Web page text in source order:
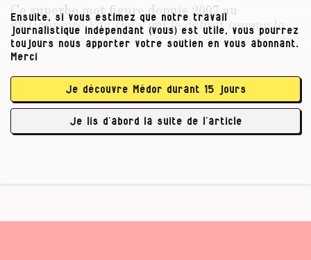
Ce superbe mot figure depuis 2007 au
dictionnaireVan Dale, qui le définit comme le
« remplacement de l’élevage traditionnel dans une
zone originellement agraire par l’élevage équin
inquiète, car la chevalisation n’a pas seulement
fait disparaître 35 000 hectares de terres
agricoles en l’espace de dix ans, elle suppose
aussi la vente de …
Ensuite, si vous estimez que notre travail
journalistique indépendant (vous) est utile, vous pourrez
toujours nous apporter votre soutien en vous abonnant.
Merci
Je découvre Médor durant 15 jours
Je lis d’abord la suite de l’article